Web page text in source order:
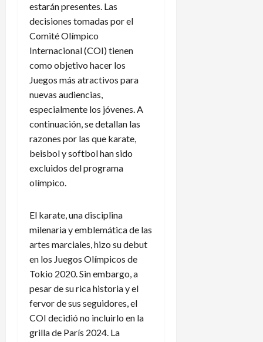
estarán presentes. Las
decisiones tomadas por el
Comité Olímpico
Internacional (COI) tienen
como objetivo hacer los
Juegos más atractivos para
nuevas audiencias,
especialmente los jóvenes. A
continuación, se detallan las
razones por las que karate,
beisbol y softbol han sido
excluidos del programa
olímpico.
El karate, una disciplina
milenaria y emblemática de las
artes marciales, hizo su debut
en los Juegos Olímpicos de
Tokio 2020. Sin embargo, a
pesar de su rica historia y el
fervor de sus seguidores, el
COI decidió no incluirlo en la
grilla de París 2024. La